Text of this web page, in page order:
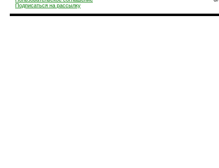
Подписаться на рассылку